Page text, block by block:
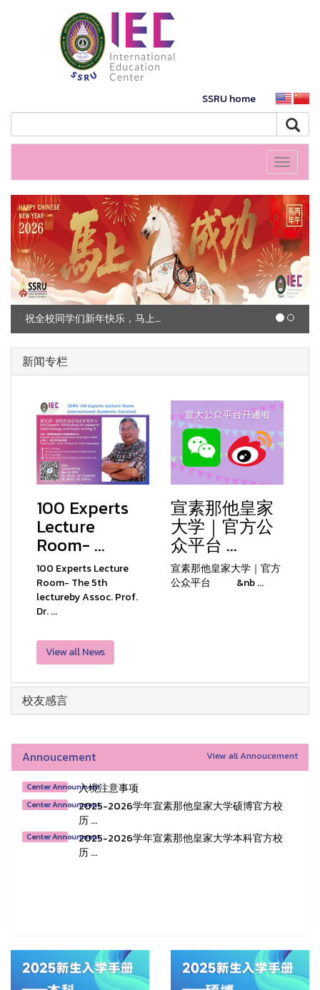
SSRU home
Toggle
祝全校同学们新年快乐，马上成功
新闻专栏
100 Experts
Lecture
Room- ...
100 Experts Lecture
Room- The 5th
lectureby Assoc. Prof.
Dr. ...
宣素那他皇家
大学｜官方公
众平台 ...
宣素那他皇家大学｜官方
公众平台 &nb ...
View all News
校友感言
Annoucement View all Annoucement
Center Announment入境注意事项
Center Announment2025-2026学年宣素那他皇家大学硕博官方校
历 ...
Center Announment2025-2026学年宣素那他皇家大学本科官方校
历 ...